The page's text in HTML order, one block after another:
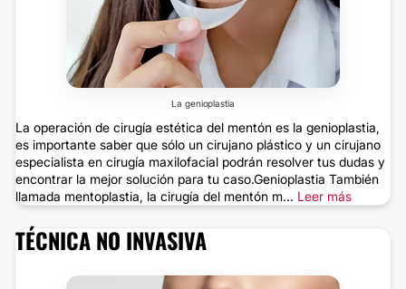
La genioplastia
La operación de cirugía estética del mentón es la genioplastia,
es importante saber que sólo un cirujano plástico y un cirujano
especialista en cirugía maxilofacial podrán resolver tus dudas y
encontrar la mejor solución para tu caso.Genioplastia También
llamada mentoplastia, la cirugía del mentón m... Leer más
TÉCNICA NO INVASIVA